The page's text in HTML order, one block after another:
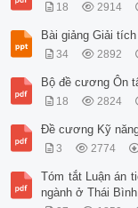
18 2914
Bài giảng Giải
34 2892
Bộ đề cương Ôn
18 2824
Đề cương Kỹ
3 2774
Tóm tắt Luận án
ngành ở Thái